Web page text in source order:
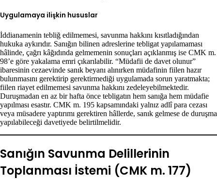
Uygulamaya ilişkin hususlar
İddianamenin tebliğ edilmemesi, savunma hakkını kısıtladığından
hukuka aykırıdır. Sanığın bilinen adreslerine tebligat yapılamaması
hâlinde, çağrı kâğıdında gelmemenin sonuçları açıklanmış ise CMK m.
98’e göre yakalama emri çıkarılabilir. “Müdafii de davet olunur”
ibaresinin cezaevinde sanık beyanı alınırken müdafinin fiilen hazır
bulunmasını gerektirip gerektirmediği uygulamada sorun yaratmakta;
fiilen riayet edilmemesi savunma hakkını zedeleyebilmektedir.
Duruşmadan en az bir hafta önce tebligatın hem sanığa hem müdafie
yapılması esastır. CMK m. 195 kapsamındaki yalnız adlî para cezası
veya müsadere yaptırımı gerektiren hâllerde, sanık gelmese de duruşma
yapılabileceği davetiyede belirtilmelidir.
Sanığın Savunma Delillerinin
Toplanması İstemi (CMK m. 177)